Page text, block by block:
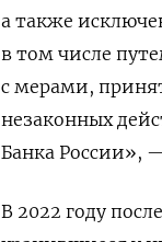
а ​также
в том ‌числе
с мерами,
незаконных
Банка ‌России»,
В 2022 году